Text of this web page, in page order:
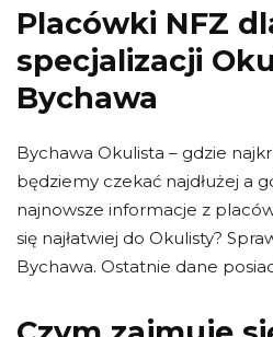
Placówki NFZ
specjalizacji
Bychawa
Bychawa Okulista – gdzie
będziemy czekać najdłużej a
najnowsze informacje z
się najłatwiej do Okulisty?
Bychawa. Ostatnie dane